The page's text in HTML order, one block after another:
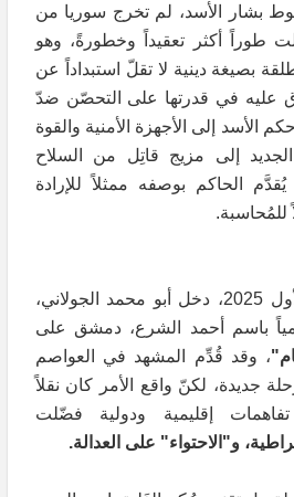
بشار الأسد، لم تخرج سوريا من
طوراً أكثر تعقيداً وخطورةً، وهو
بصيغة دينية لا تقلّ استبداداً عن
عليه في قدرتها على التحصّن ضدّ
الأسد إلى الأجهزة الأمنية والقوة
الجديد إلى مزيج قاتِل من السلاح
يُقدَّم الحاكم بوصفه ممثلاً للإرادة
للمُحاسبة.
في 8 ديسمبر/كانون الأول 2025، دخل أبو محمد الجولاني،
باسم أحمد الشرع، دمشق على
، وقد قُدِّم المشهد في العواصم
جديدة، لكنّ واقع الأمر كان نقلاً
إقليمية ودولية فضّلت
و"الاحتواء" على العدالة.